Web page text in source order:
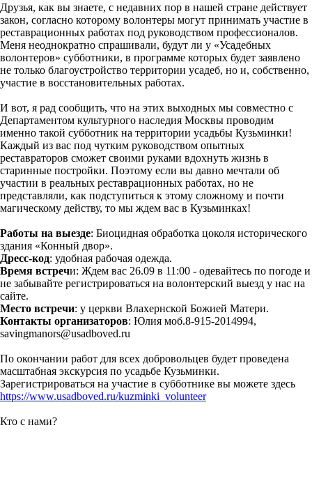
Друзья, как вы знаете, с недавних пор в нашей стране действует
закон, согласно которому волонтеры могут принимать участие в
реставрационных работах под руководством профессионалов.
Меня неоднократно спрашивали, будут ли у «Усадебных
волонтеров» субботники, в программе которых будет заявлено
не только благоустройство территории усадеб, но и, собственно,
участие в восстановительных работах.
И вот, я рад сообщить, что на этих выходных мы совместно с
Департаментом культурного наследия Москвы проводим
именно такой субботник на территории усадьбы Кузьминки!
Каждый из вас под чутким руководством опытных
реставраторов сможет своими руками вдохнуть жизнь в
старинные постройки. Поэтому если вы давно мечтали об
участии в реальных реставрационных работах, но не
представляли, как подступиться к этому сложному и почти
магическому действу, то мы ждем вас в Кузьминках!
Работы на выезде: Биоцидная обработка цоколя исторического
здания «Конный двор».
Дресс-код: удобная рабочая одежда.
Время встречи: Ждем вас 26.09 в 11:00 - одевайтесь по погоде и
не забывайте регистрироваться на волонтерский выезд у нас на
сайте.
Место встречи: у церкви Влахернской Божией Матери.
Контакты организаторов: Юлия моб.8-915-2014994,
savingmanors@usadboved.ru
По окончании работ для всех добровольцев будет проведена
масштабная экскурсия по усадьбе Кузьминки.
Зарегистрироваться на участие в субботнике вы можете здесь
https://www.usadboved.ru/kuzminki_volunteer
Кто с нами?